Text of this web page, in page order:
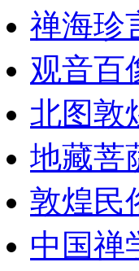
禅海珍
观音百
北图敦
地藏菩
敦煌民
中国禅